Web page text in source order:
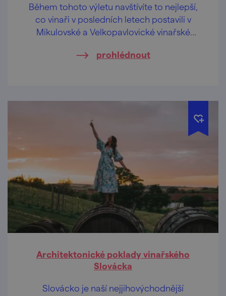
Během tohoto výletu navštívíte to nejlepší,
co vinaři v posledních letech postavili v
Mikulovské a Velkopavlovické vinařské
milovnice cestování, architektury a designu.
prohlédnout
Architektonické poklady vinařského
Slovácka
Slovácko je naší nejjihovýchodnější